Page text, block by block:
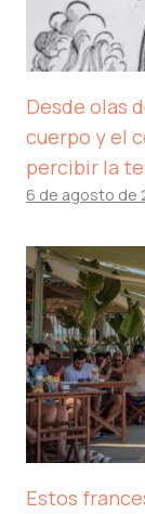
Desde olas
cuerpo y el
percibir la
6 de agosto de
Estos